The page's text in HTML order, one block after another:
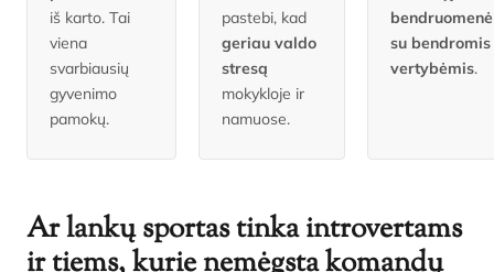
iš karto. Tai
viena
svarbiausių
gyvenimo
pamokų.
pastebi, kad
geriau valdo
stresą
mokykloje ir
namuose.
bendruomenė
su bendromis
vertybėmis.
Ar lankų sportas tinka introvertams
ir tiems, kurie nemėgsta komandų